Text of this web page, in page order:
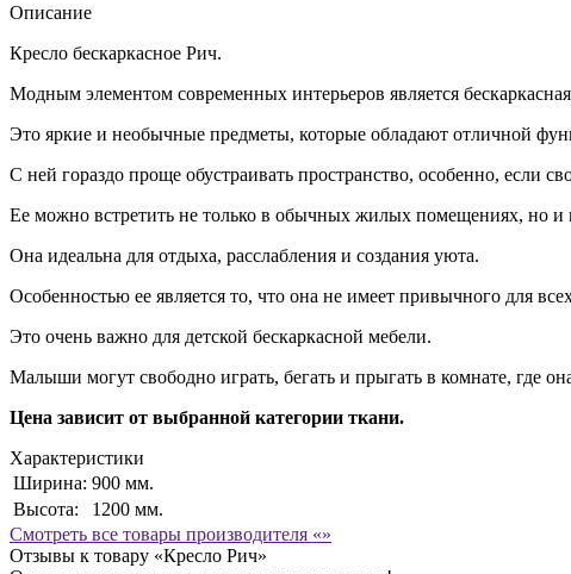
Описание
Кресло бескаркасное Рич.
Модным элементом современных интерьеров является
Это яркие и необычные предметы, которые обладают отличной
С ней гораздо проще обустраивать пространство, особенно, если
Ее можно встретить не только в обычных жилых помещениях, но и
Она идеальна для отдыха, расслабления и создания уюта.
Особенностью ее является то, что она не имеет привычного для
Это очень важно для детской бескаркасной мебели.
Малыши могут свободно играть, бегать и прыгать в комнате, где
Цена зависит от выбранной категории ткани.
Характеристики
Ширина: 900 мм.
Высота:
1200 мм.
Смотреть все товары производителя «»
Отзывы к товару «Кресло Рич»